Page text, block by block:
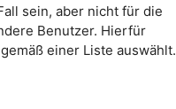
sein, aber nicht für die
Benutzer. Hierfür
einer Liste auswählt.